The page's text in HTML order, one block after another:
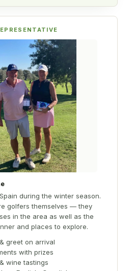
during the winter season.
golfers themselves — they
in the area as well as the
and places to explore.
greet on arrival
with prizes
wine tastings